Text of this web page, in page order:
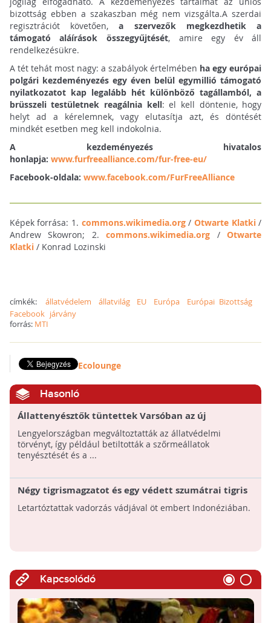
bizottság ebben a szakaszban még nem vizsgálta.A szerdai
regisztrációt követően,a szervezők megkezdhetik a
támogató aláírások összegyűjtését, amire egy év áll
rendelkezésükre.
A tét tehát most nagy: a szabályok értelmében ha egy európai
polgári kezdeményezés egy éven belül egymillió támogató
nyilatkozatot kap legalább hét különböző tagállamból, a
brüsszeli testületnek reagálnia kell: el kell döntenie, hogy
helyt ad a kérelemnek, vagy elutasítja azt, és döntését
mindkét esetben meg kell indokolnia.
A kezdeményezés hivatalos
honlapja: www.furfreealliance.com/fur-free-eu/
Facebook-oldala: www.facebook.com/FurFreeAlliance
Képek forrása: 1. commons.wikimedia.org/ Otwarte Klatki/
Andrew Skowron; 2.commons.wikimedia.org /Otwarte
Klatki/ Konrad Lozinski
címkék: állatvédelem állatvilág EU Európa
Európai Bizottság
Facebook járvány
forrás: MTI
Ecolounge
Hasonló
Állattenyésztők tüntettek Varsóban az új
állatvédelmi törvény ellen
Lengyelországban megváltoztatták az állatvédelmi
törvényt, így például betiltották a szőrmeállatok
tenyésztését és a ...
Négy tigrismagzatot és egy védett szumátrai tigris
bundáját találták meg Indonéziában
Letartóztattak vadorzás vádjával öt embert Indonéziában.
Kapcsolódó